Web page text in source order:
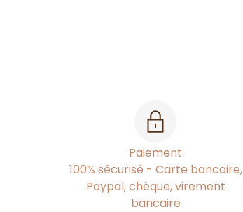
Paiement
100% sécurisé - Carte bancaire,
Paypal, chèque, virement
bancaire